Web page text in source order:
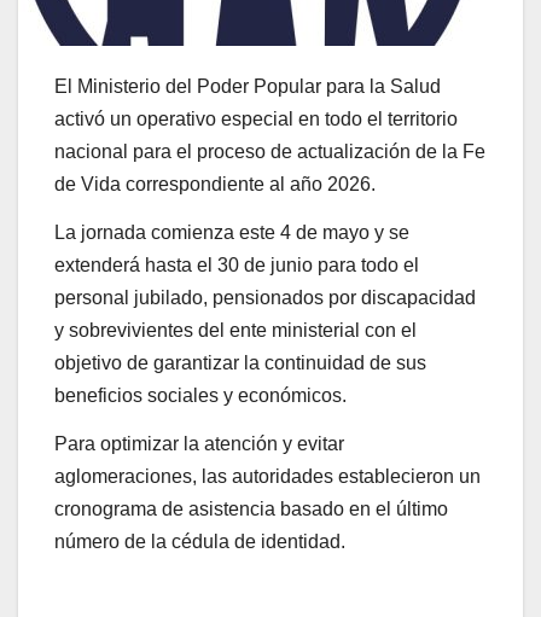
El Ministerio del Poder Popular para la Salud
activó un operativo especial en todo el territorio
nacional para el proceso de actualización de la Fe
de Vida correspondiente al año 2026.
La jornada comienza este 4 de mayo y se
extenderá hasta el 30 de junio para todo el
personal jubilado, pensionados por discapacidad
y sobrevivientes del ente ministerial con el
objetivo de garantizar la continuidad de sus
beneficios sociales y económicos.
​Para optimizar la atención y evitar
aglomeraciones, las autoridades establecieron un
cronograma de asistencia basado en el último
número de la cédula de identidad.